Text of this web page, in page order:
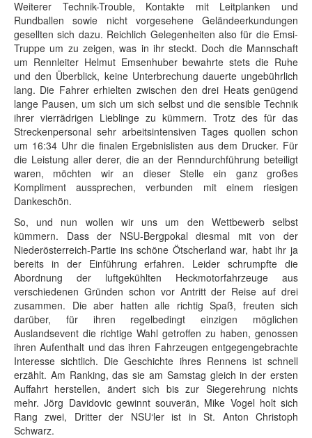
Weiterer Technik-Trouble, Kontakte mit Leitplanken und
Rundballen sowie nicht vorgesehene Geländeerkundungen
gesellten sich dazu. Reichlich Gelegenheiten also für die Emsi-
Truppe um zu zeigen, was in ihr steckt. Doch die Mannschaft
um Rennleiter Helmut Emsenhuber bewahrte stets die Ruhe
und den Überblick, keine Unterbrechung dauerte ungebührlich
lang. Die Fahrer erhielten zwischen den drei Heats genügend
lange Pausen, um sich um sich selbst und die sensible Technik
ihrer vierrädrigen Lieblinge zu kümmern. Trotz des für das
Streckenpersonal sehr arbeitsintensiven Tages quollen schon
um 16:34 Uhr die finalen Ergebnislisten aus dem Drucker. Für
die Leistung aller derer, die an der Renndurchführung beteiligt
waren, möchten wir an dieser Stelle ein ganz großes
Kompliment aussprechen, verbunden mit einem riesigen
Dankeschön.
So, und nun wollen wir uns um den Wettbewerb selbst
kümmern. Dass der NSU-Bergpokal diesmal mit von der
Niederösterreich-Partie ins schöne Ötscherland war, habt ihr ja
bereits in der Einführung erfahren. Leider schrumpfte die
Abordnung der luftgekühlten Heckmotorfahrzeuge aus
verschiedenen Gründen schon vor Antritt der Reise auf drei
zusammen. Die aber hatten alle richtig Spaß, freuten sich
darüber, für ihren regelbedingt einzigen möglichen
Auslandsevent die richtige Wahl getroffen zu haben, genossen
ihren Aufenthalt und das ihren Fahrzeugen entgegengebrachte
Interesse sichtlich. Die Geschichte ihres Rennens ist schnell
erzählt. Am Ranking, das sie am Samstag gleich in der ersten
Auffahrt herstellen, ändert sich bis zur Siegerehrung nichts
mehr. Jörg Davidovic gewinnt souverän, Mike Vogel holt sich
Rang zwei, Dritter der NSU‘ler ist in St. Anton Christoph
Schwarz.